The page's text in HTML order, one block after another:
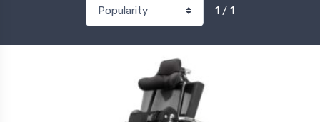
1 / 1